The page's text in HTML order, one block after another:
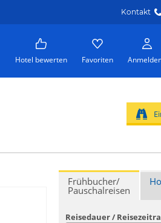
Kontakt
Hotel bewerten Favoriten
Frühbucher/
Pauschalreisen
Reisedauer /